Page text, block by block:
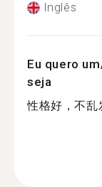
Inglês
Eu quero
seja
性格好，不乱